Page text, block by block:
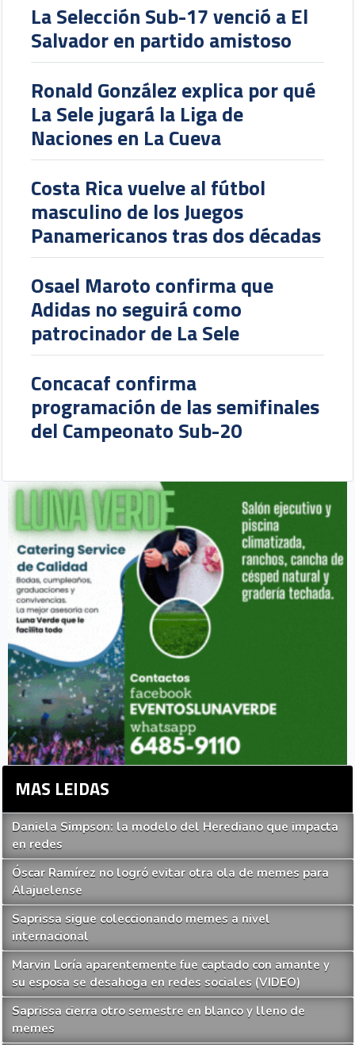
La Selección Sub-17 venció a El
Salvador en partido amistoso
Ronald González explica por qué
La Sele jugará la Liga de
Naciones en La Cueva
Costa Rica vuelve al fútbol
masculino de los Juegos
Panamericanos tras dos décadas
Osael Maroto confirma que
Adidas no seguirá como
patrocinador de La Sele
Concacaf confirma
programación de las semifinales
del Campeonato Sub-20
MAS LEIDAS
Daniela Simpson: la modelo del Herediano que impacta
en redes
Óscar Ramírez no logró evitar otra ola de memes para
Alajuelense
Saprissa sigue coleccionando memes a nivel
internacional
Marvin Loría aparentemente fue captado con amante y
su esposa se desahoga en redes sociales (VIDEO)
Saprissa cierra otro semestre en blanco y lleno de
memes